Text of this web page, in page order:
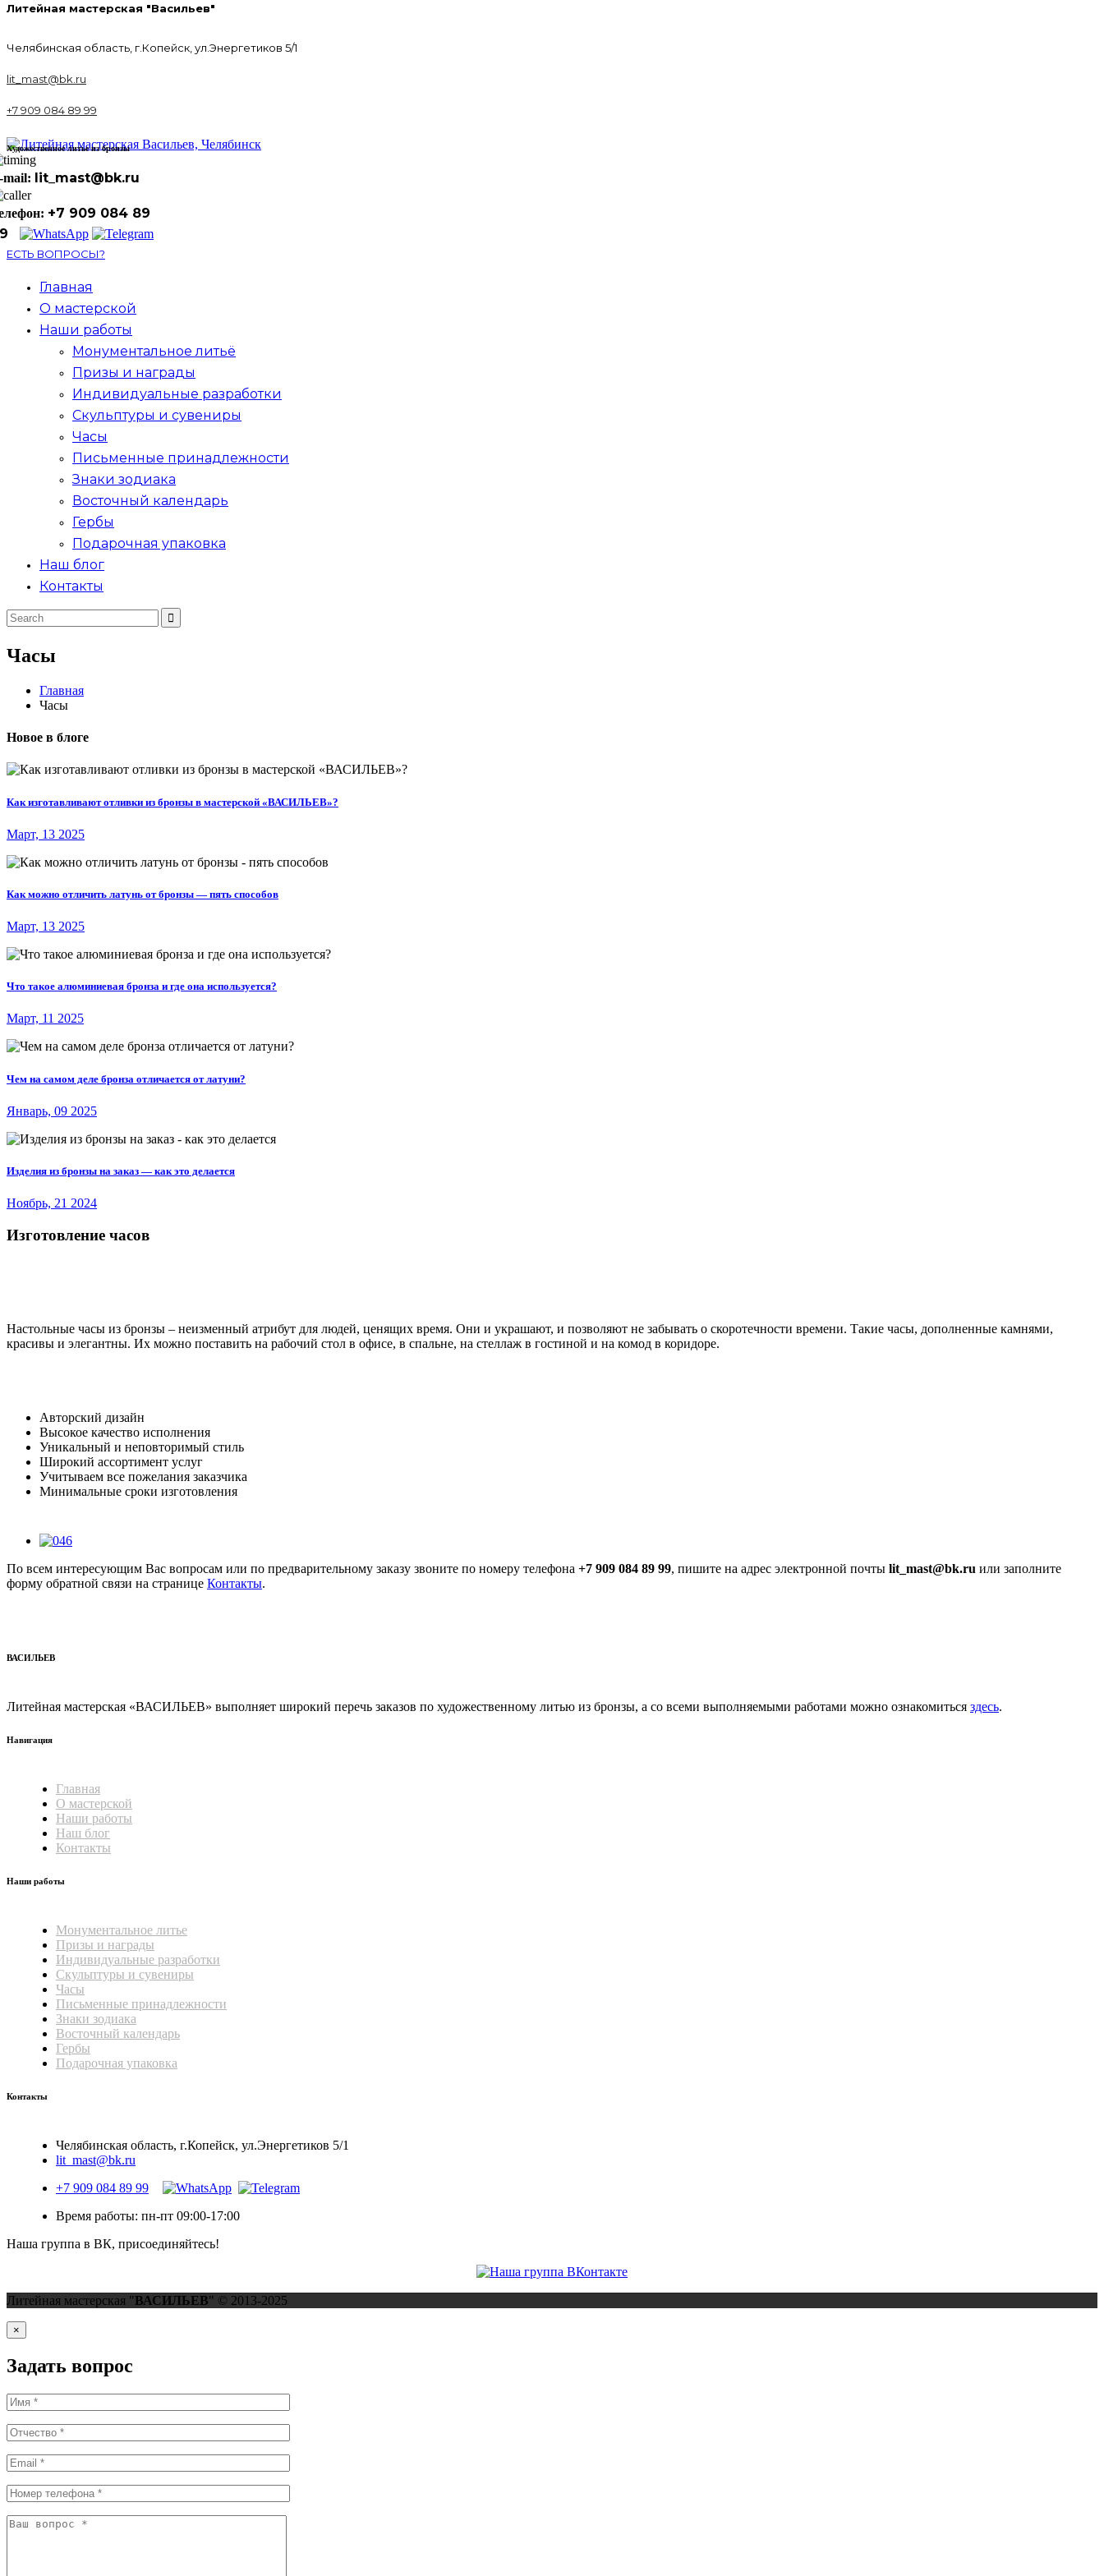
Литейная мастерская "Васильев"
Челябинская область, г.Копейск, ул.Энергетиков 5/1
lit_mast@bk.ru
+7 909 084 89 99
Художественное литье из бронзы
mail: lit_mast@bk.ru
+7 909 084 89
ЕСТЬ ВОПРОСЫ?
Главная
О мастерской
Наши работы
Монументальное литьё
Призы и награды
Индивидуальные разработки
Скульптуры и сувениры
Часы
Письменные принадлежности
Знаки зодиака
Восточный календарь
Гербы
Подарочная упаковка
Наш блог
Контакты
Часы
Главная
Часы
Новое в блоге
Как изготавливают отливки из бронзы в мастерской «ВАСИЛЬЕВ»?
Март, 13 2025
Как можно отличить латунь от бронзы — пять способов
Март, 13 2025
Что такое алюминиевая бронза и где она используется?
Март, 11 2025
Чем на самом деле бронза отличается от латуни?
Январь, 09 2025
Изделия из бронзы на заказ — как это делается
Ноябрь, 21 2024
Изготовление часов
Настольные часы из бронзы – неизменный атрибут для людей, ценящих время. Они и украшают, и позволяют не забывать о скоротечности времени. Такие часы, дополненные камнями,
красивы и элегантны. Их можно поставить на рабочий стол в офисе, в спальне, на стеллаж в гостиной и на комод в коридоре.
Авторский дизайн
Высокое качество исполнения
Уникальный и неповторимый стиль
Широкий ассортимент услуг
Учитываем все пожелания заказчика
Минимальные сроки изготовления
По всем интересующим Вас вопросам или по предварительному заказу звоните по номеру телефона +7 909 084 89 99, пишите на адрес электронной почты lit_mast@bk.ru или заполните
форму обратной связи на странице Контакты.
ВАСИЛЬЕВ
Литейная мастерская «ВАСИЛЬЕВ» выполняет широкий перечь заказов по художественному литью из бронзы, а со всеми выполняемыми работами можно ознакомиться здесь.
Навигация
Главная
О мастерской
Наши работы
Наш блог
Контакты
Наши работы
Монументальное литье
Призы и награды
Индивидуальные разработки
Скульптуры и сувениры
Часы
Письменные принадлежности
Знаки зодиака
Восточный календарь
Гербы
Подарочная упаковка
Контакты
Челябинская область, г.Копейск, ул.Энергетиков 5/1
lit_mast@bk.ru
+7 909 084 89 99
Время работы: пн-пт 09:00-17:00
Наша группа в ВК, присоединяйтесь!
Литейная мастерская "ВАСИЛЬЕВ" © 2013-2025
×
Задать вопрос